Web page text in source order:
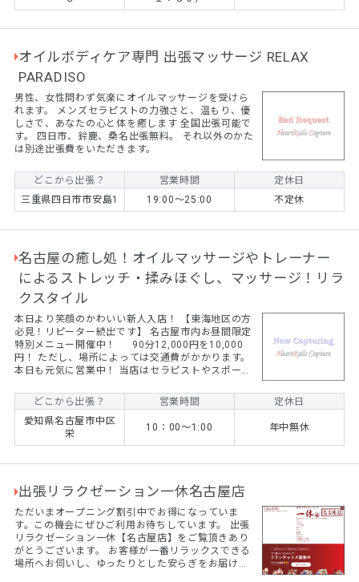
オイルボディケア専門 出張マッサージ RELAX
PARADISO
男性、女性問わず気楽にオイルマッサージを受けら
れます。 メンズセラピストの力強さと、温もり、優
しさで、あなたの心と体を癒します 全国出張可能で
す。 四日市、鈴鹿、桑名出張無料。 それ以外のかた
は別途出張費をいただきます。
どこから出張？ 営業時間
定休日
三重県四日市市安島1
19:00～25:00 不定休
名古屋の癒し処！オイルマッサージやトレーナー
によるストレッチ・揉みほぐし、マッサージ！リラ
クスタイル
本日より笑顔のかわいい新人入店！ 【東海地区の方
必見！リピーター続出です】 名古屋市内お昼間限定
特別メニュー開催中！ 90分12,000円を10,000
円！ ただし、場所によっては交通費がかかります。
本日も元気に営業中！ 当店はセラピストやスポーツ
ルマッサージをおこないます。 ☆コロナ禍でマッサ
ージ店に行くのは気になる、、、 ☆自宅やホテルな
どでゆっくりと癒されたい！ ☆子供が学校に行って
いる間にゆっくりしたい！ そんな方はぜひご依頼く
ださい！ 最近では女性のリピーター様が続出です！
どこから出張？ 営業時間
定休日
愛知県名古屋市中区
栄
10：00～1:00 年中無休
出張リラクゼーション一休名古屋店
ただいまオープニング割引中でお得になっていま
す。この機会にぜひご利用お待ちしています。 出張
リラクゼーション一休【名古屋店】をご覧頂きあり
がとうございます。 お客様が一番リラックスできる
場所へお伺いし、ゆったりとした安らぎをお届け致